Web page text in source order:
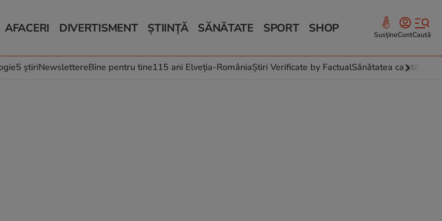
AFACERI
Auto
Locuri de muncă
DIVERTISMENT
Horoscop
Muzică și Filme
ȘTIINȚĂ
Schimbări climatice
SĂNĂTATE
Relații
Rețete culinare
SPORT SHOP SusțineContCaută
5 știriNewslettereBine pentru tine115 ani Elveția-RomâniaȘtiri Verificate by FactualSănătatea ca stil de